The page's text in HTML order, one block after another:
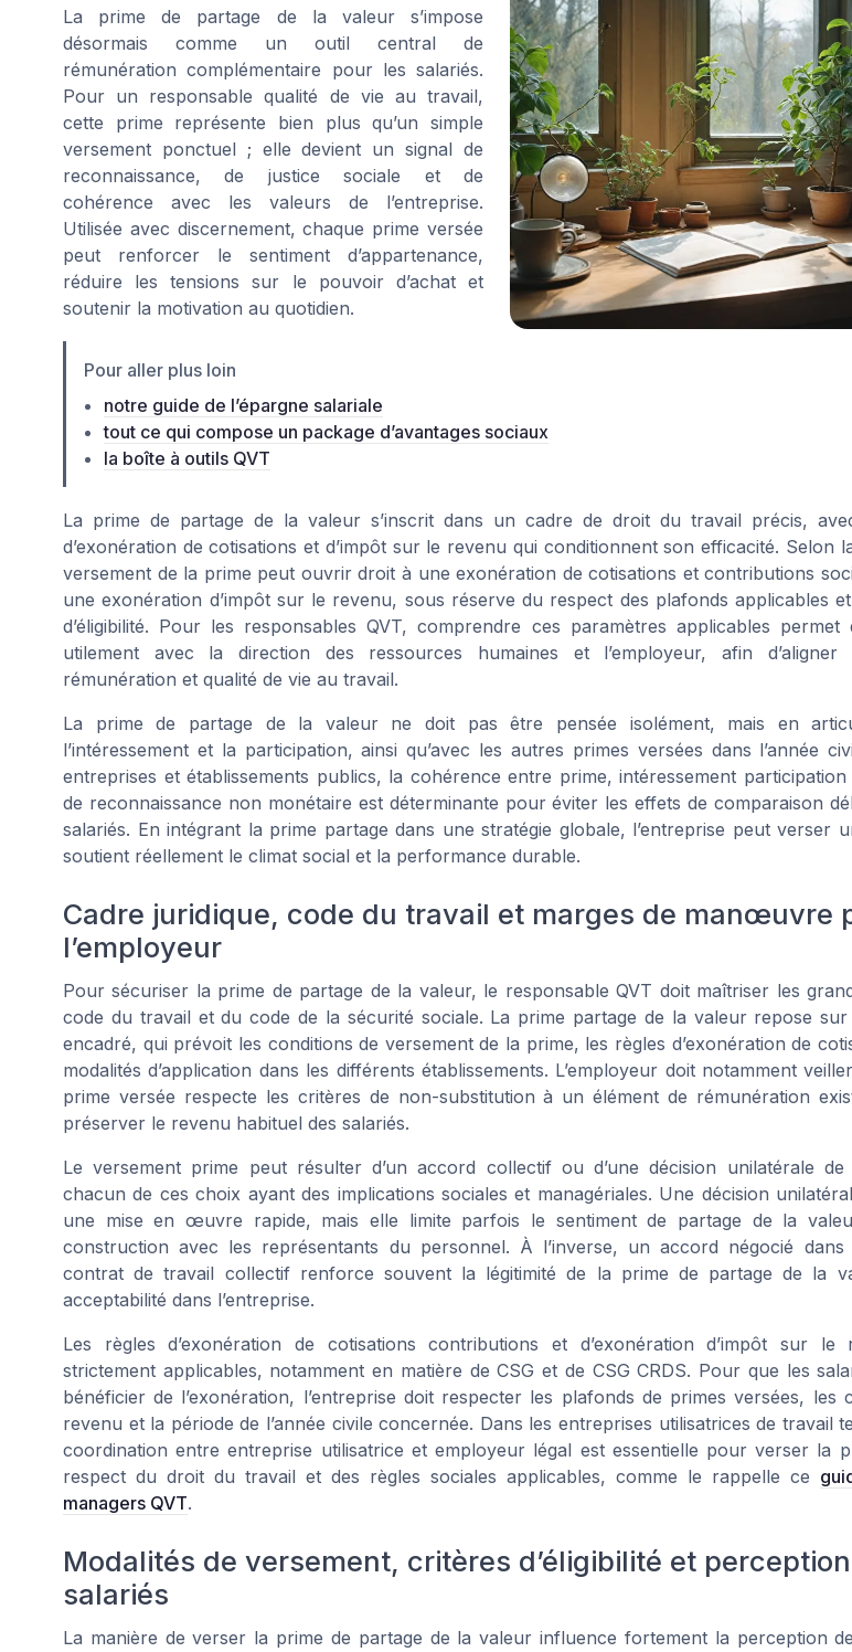
La prime de partage de la valeur s’impose
désormais comme un outil central de
rémunération complémentaire pour les salariés.
Pour un responsable qualité de vie au travail,
cette prime représente bien plus qu’un simple
versement ponctuel ; elle devient un signal de
reconnaissance, de justice sociale et de
cohérence avec les valeurs de l’entreprise.
Utilisée avec discernement, chaque prime versée
peut renforcer le sentiment d’appartenance,
réduire les tensions sur le pouvoir d’achat et
soutenir la motivation au quotidien.
Pour aller plus loin
notre guide de l’épargne salariale
tout ce qui compose un package d’avantages sociaux
la boîte à outils QVT
La prime de partage de la valeur s’inscrit dans un cadre de droit du travail précis,
d’exonération de cotisations et d’impôt sur le revenu qui conditionnent son efficacité. Selon
versement de la prime peut ouvrir droit à une exonération de cotisations et contributions
une exonération d’impôt sur le revenu, sous réserve du respect des plafonds applicables
d’éligibilité. Pour les responsables QVT, comprendre ces paramètres applicables permet
utilement avec la direction des ressources humaines et l’employeur, afin d’aligner
rémunération et qualité de vie au travail.
La prime de partage de la valeur ne doit pas être pensée isolément, mais en
l’intéressement et la participation, ainsi qu’avec les autres primes versées dans l’année
entreprises et établissements publics, la cohérence entre prime, intéressement participation
de reconnaissance non monétaire est déterminante pour éviter les effets de comparaison
salariés. En intégrant la prime partage dans une stratégie globale, l’entreprise peut verser
soutient réellement le climat social et la performance durable.
Cadre juridique, code du travail et marges de manœuvre
l’employeur
Pour sécuriser la prime de partage de la valeur, le responsable QVT doit maîtriser les
code du travail et du code de la sécurité sociale. La prime partage de la valeur repose
encadré, qui prévoit les conditions de versement de la prime, les règles d’exonération de
modalités d’application dans les différents établissements. L’employeur doit notamment
prime versée respecte les critères de non-substitution à un élément de rémunération
préserver le revenu habituel des salariés.
Le versement prime peut résulter d’un accord collectif ou d’une décision unilatérale de
chacun de ces choix ayant des implications sociales et managériales. Une décision
une mise en œuvre rapide, mais elle limite parfois le sentiment de partage de la
construction avec les représentants du personnel. À l’inverse, un accord négocié
contrat de travail collectif renforce souvent la légitimité de la prime de partage de la
acceptabilité dans l’entreprise.
Les règles d’exonération de cotisations contributions et d’exonération d’impôt sur le
strictement applicables, notamment en matière de CSG et de CSG CRDS. Pour que les
bénéficier de l’exonération, l’entreprise doit respecter les plafonds de primes versées, les
revenu et la période de l’année civile concernée. Dans les entreprises utilisatrices de travail
coordination entre entreprise utilisatrice et employeur légal est essentielle pour verser la
respect du droit du travail et des règles sociales applicables, comme le rappelle ce
managers QVT.
Modalités de versement, critères d’éligibilité et
salariés
La manière de verser la prime de partage de la valeur influence fortement la perception